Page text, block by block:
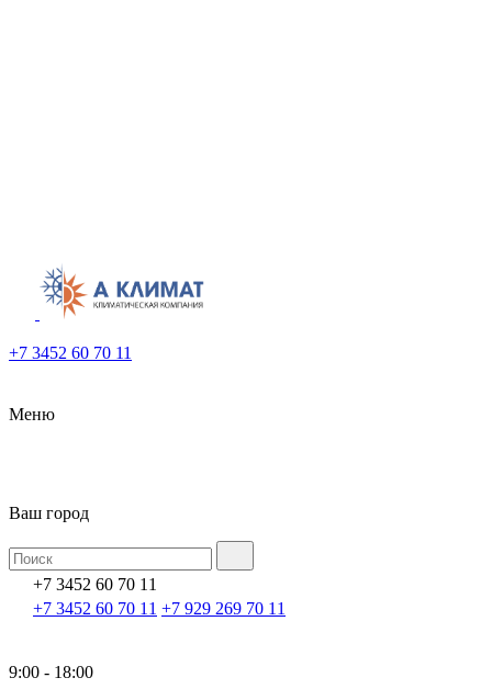
+7 3452 60 70 11
Меню
Ваш город
+7 3452 60 70 11
+7 3452 60 70 11 +7 929 269 70 11
9:00 - 18:00